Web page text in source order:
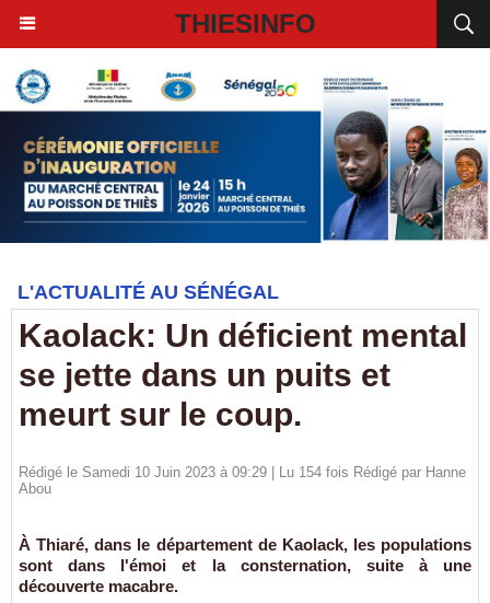
THIESINFO
L'ACTUALITÉ AU SÉNÉGAL
Kaolack: Un déficient mental
se jette dans un puits et
meurt sur le coup.
Rédigé le Samedi 10 Juin 2023 à 09:29 | Lu 154 fois Rédigé par Hanne
Abou
À Thiaré, dans le département de Kaolack, les populations
sont dans l'émoi et la consternation, suite à une
découverte macabre.